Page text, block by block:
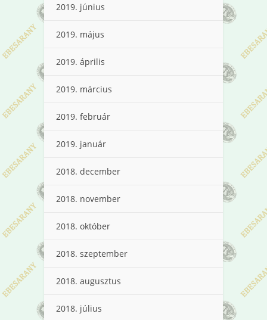
2019. június
2019. május
2019. április
2019. március
2019. február
2019. január
2018. december
2018. november
2018. október
2018. szeptember
2018. augusztus
2018. július